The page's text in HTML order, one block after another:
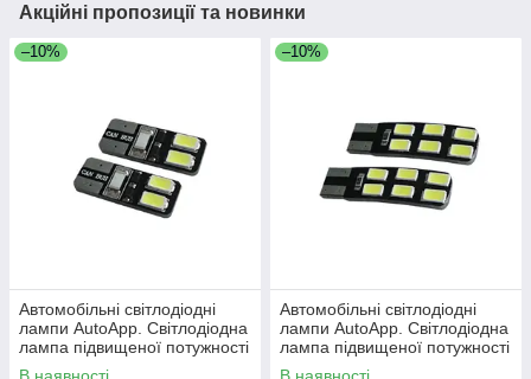
Акційні пропозиції та новинки
–10%
Автомобільні світлодіодні
лампи AutoApp. Світлодіодна
лампа підвищеної потужності
440 Canbus T10 4 leds 573
–10%
Автомобільні світлодіодні
лампи AutoApp. Світлодіодна
лампа підвищеної потужності
441 Canbus 12 led 5730SMD